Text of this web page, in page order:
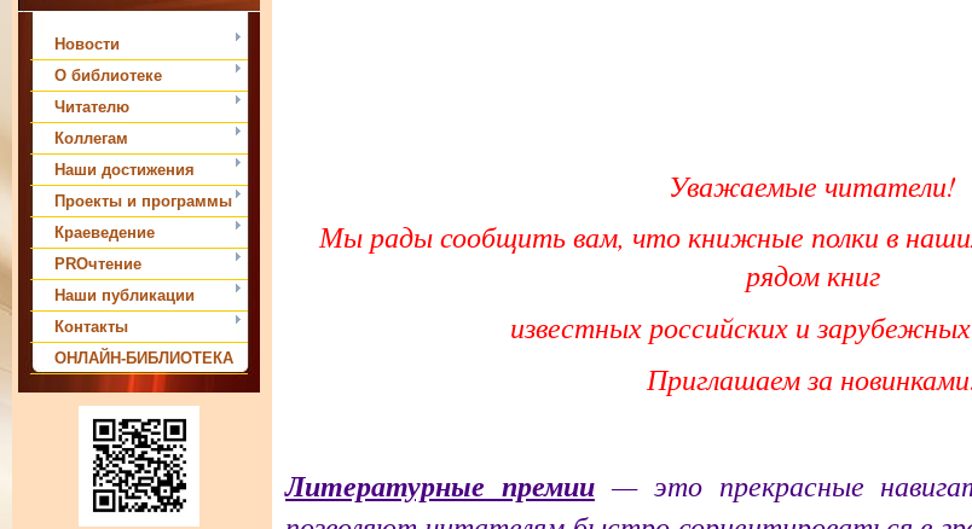
Новости
О библиотеке
Читателю
Коллегам
Наши достижения
Проекты и программы
Краеведение
PROчтение
Наши публикации
Контакты
ОНЛАЙН-БИБЛИОТЕКА
Уважаемые читатели!
Мы рады сообщить вам, что книжные полки в
рядом книг
известных российских и
Приглашаем за
Литературные премии— это прекрасные